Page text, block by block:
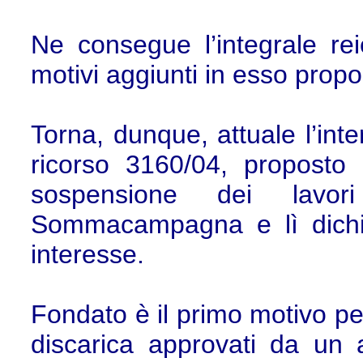
Ne consegue l’integrale
motivi aggiunti in esso
Torna, dunque, attuale
ricorso 3160/04,
sospensione dei
Sommacampagna e lì
interesse.
Fondato è il primo motivo
discarica approvati da un